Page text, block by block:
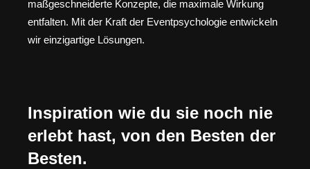
maßgeschneiderte Konzepte, die maximale Wirkung
entfalten. Mit der Kraft der Eventpsychologie entwickeln
wir einzigartige Lösungen.
Inspiration wie du sie noch nie
erlebt hast, von den Besten der
Besten.